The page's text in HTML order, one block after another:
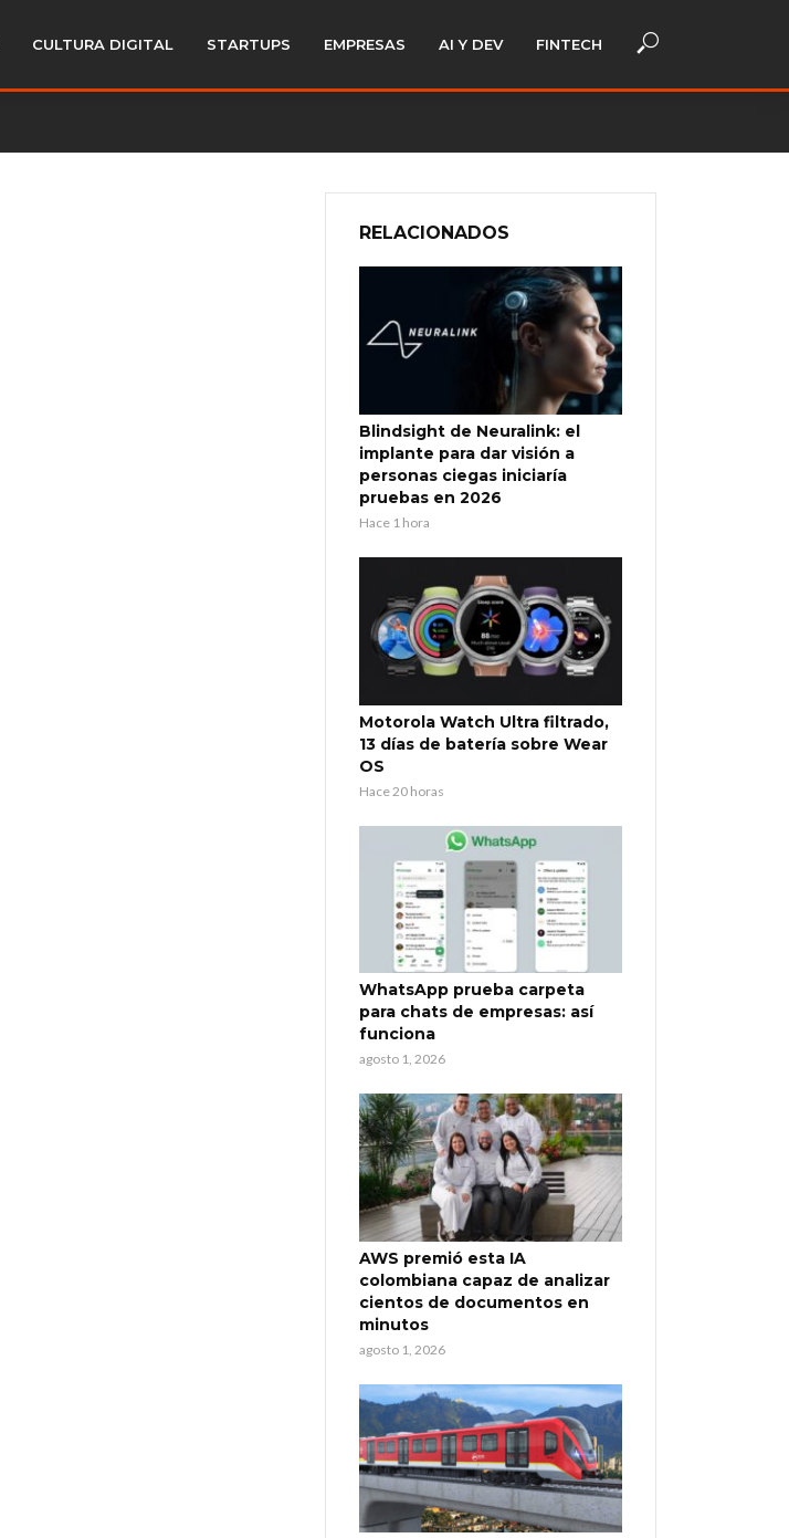
CULTURA DIGITAL STARTUPS EMPRESAS AI Y DEV FINTECH
RELACIONADOS
Blindsight de Neuralink: el
implante para dar visión a
personas ciegas iniciaría
pruebas en 2026
Hace 1 hora
Motorola Watch Ultra filtrado,
13 días de batería sobre Wear
OS
Hace 20 horas
WhatsApp prueba carpeta
para chats de empresas: así
funciona
agosto 1, 2026
AWS premió esta IA
colombiana capaz de analizar
cientos de documentos en
minutos
agosto 1, 2026